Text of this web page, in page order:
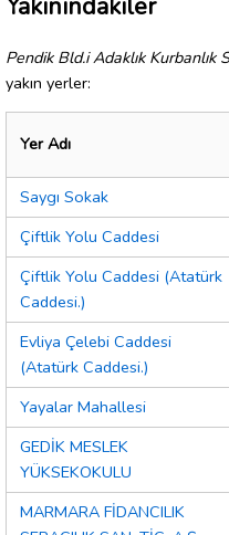
Pendik Bld.i Adaklık Kurbanlık
yakın yerler:
Yer Adı
Saygı Sokak
Çiftlik Yolu Caddesi
Çiftlik Yolu Caddesi (Atatürk
Caddesi.)
Evliya Çelebi Caddesi
(Atatürk Caddesi.)
Yayalar Mahallesi
GEDİK MESLEK
YÜKSEKOKULU
MARMARA FİDANCILIK